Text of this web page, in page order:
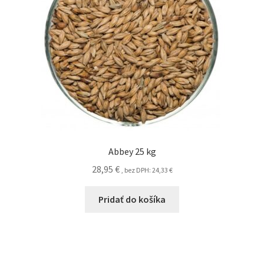
Abbey 25 kg
28,95 € , bez DPH: 24,33 €
Pridať do košíka